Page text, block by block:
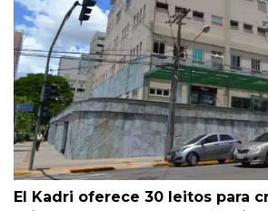
El Kadri oferece 30 leitos para